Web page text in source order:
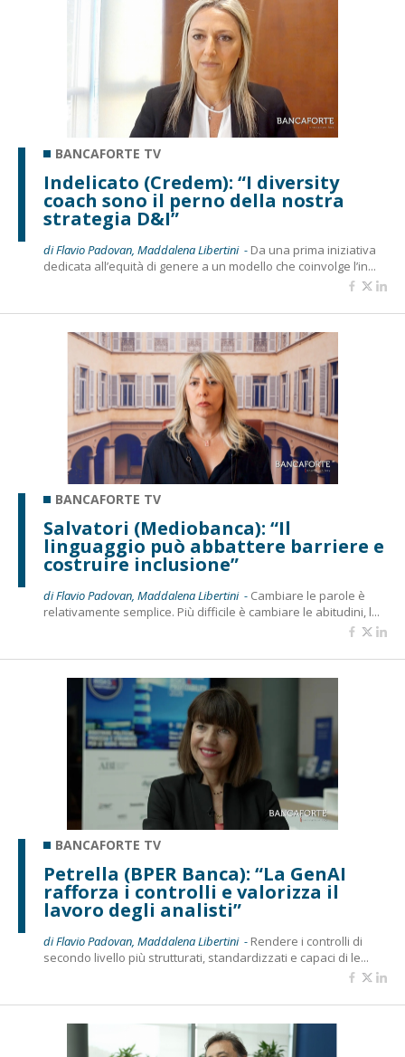
BANCAFORTE TV
Indelicato (Credem): “I diversity
coach sono il perno della nostra
strategia D&I”
di Flavio Padovan, Maddalena Libertini - Da una prima iniziativa
dedicata all’equità di genere a un modello che coinvolge l’in...
BANCAFORTE TV
Salvatori (Mediobanca): “Il
linguaggio può abbattere barriere e
costruire inclusione”
di Flavio Padovan, Maddalena Libertini - Cambiare le parole è
relativamente semplice. Più difficile è cambiare le abitudini, l...
BANCAFORTE TV
Petrella (BPER Banca): “La GenAI
rafforza i controlli e valorizza il
lavoro degli analisti”
di Flavio Padovan, Maddalena Libertini - Rendere i controlli di
secondo livello più strutturati, standardizzati e capaci di le...